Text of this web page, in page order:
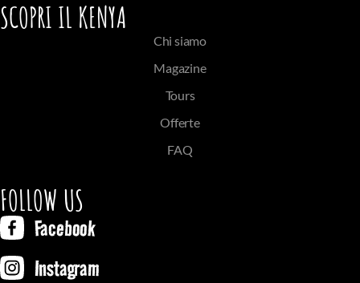
SCOPRI IL KENYA
Chi siamo
Magazine
Tours
Offerte
FAQ
FOLLOW US
Facebook
Instagram